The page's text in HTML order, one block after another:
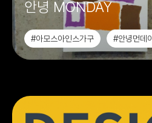
안녕 MONDAY
#아모스아인스가구
#안녕먼데이
#안녕MONDAY
#가구디자인